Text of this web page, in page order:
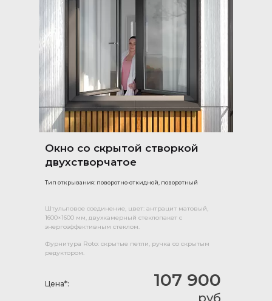
Окно со скрытой створкой
двухстворчатое
Тип открывания: поворотно-откидной, поворотный
Цена*:
Штульповое соединение, цвет: антрацит матовый,
1600×1600 мм, двухкамерный стеклопакет с
энергоэффективным стеклом.
Фурнитура Roto: скрытые петли, ручка со скрытым
редуктором.
107 900
руб